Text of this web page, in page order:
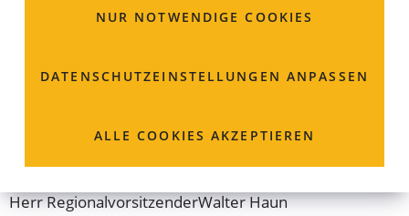
NUR NOTWENDIGE COOKIES
DATENSCHUTZ­EINSTELLUNGEN ANPASSEN
ALLE COOKIES AKZEPTIEREN
Region Nordbayern
Der Bayerische Tennis-Verband e.V. zählt etwa 300.000
Landesverband.
HerrRegionalvorsitzenderWalterHaun